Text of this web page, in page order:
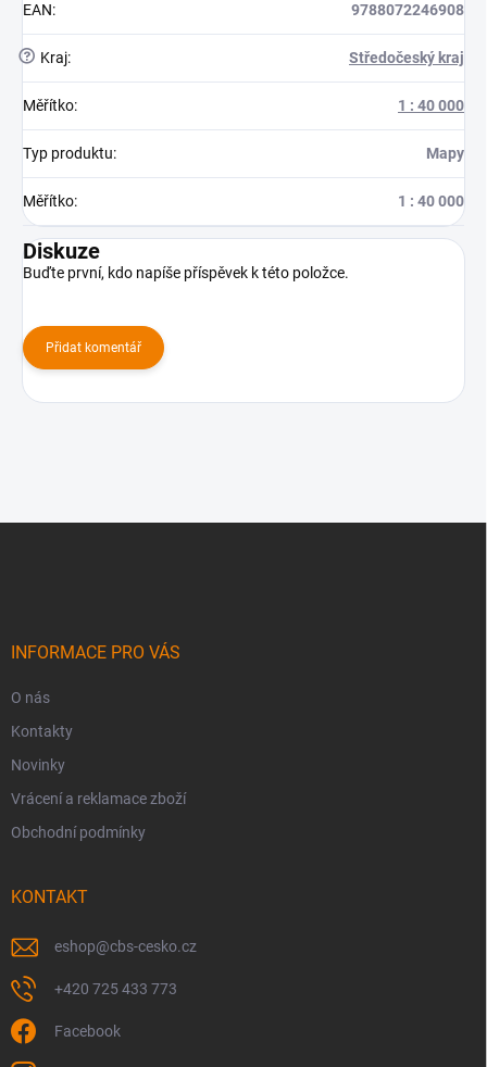
EAN: 9788072246908
? Kraj: Středočeský kraj
Měřítko: 1 : 40 000
Typ produktu: Mapy
Měřítko: 1 : 40 000
Diskuze
Buďte první, kdo napíše příspěvek k této položce.
Přidat komentář
INFORMACE PRO VÁS
O nás
Kontakty
Novinky
Vrácení a reklamace zboží
Obchodní podmínky
KONTAKT
eshop@cbs-cesko.cz
+420 725 433 773
Facebook